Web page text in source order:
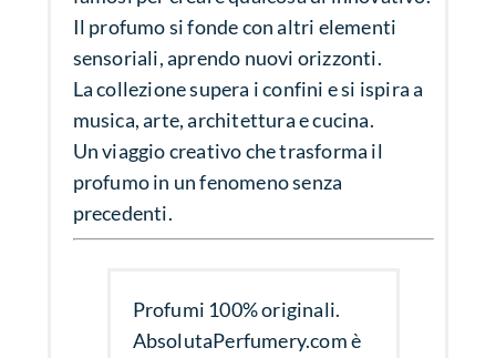
Il profumo si fonde con altri elementi
sensoriali, aprendo nuovi orizzonti.
La collezione supera i confini e si ispira a
musica, arte, architettura e cucina.
Un viaggio creativo che trasforma il
profumo in un fenomeno senza
precedenti.
Profumi 100% originali.
AbsolutaPerfumery.com è